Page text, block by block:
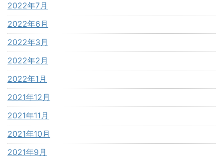
2022年7月
2022年6月
2022年3月
2022年2月
2022年1月
2021年12月
2021年11月
2021年10月
2021年9月